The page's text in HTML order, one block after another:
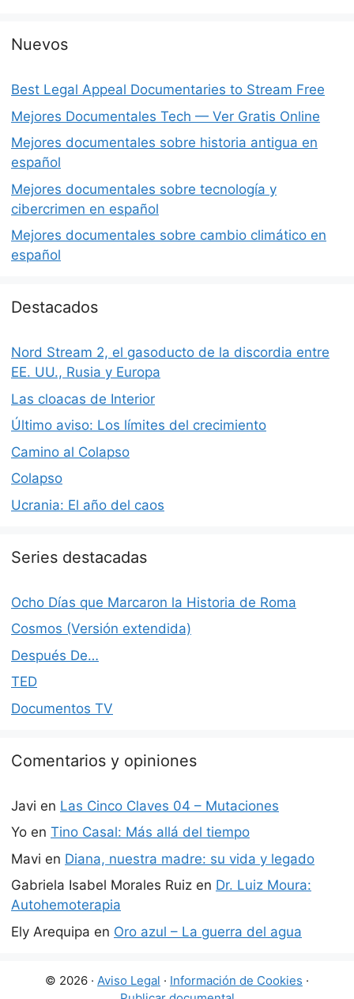
Nuevos
Best Legal Appeal Documentaries to Stream Free
Mejores Documentales Tech — Ver Gratis Online
Mejores documentales sobre historia antigua en
español
Mejores documentales sobre tecnología y
cibercrimen en español
Mejores documentales sobre cambio climático en
español
Destacados
Nord Stream 2, el gasoducto de la discordia entre
EE. UU., Rusia y Europa
Las cloacas de Interior
Último aviso: Los límites del crecimiento
Camino al Colapso
Colapso
Ucrania: El año del caos
Series destacadas
Ocho Días que Marcaron la Historia de Roma
Cosmos (Versión extendida)
Después De…
TED
Documentos TV
Comentarios y opiniones
Javi en Las Cinco Claves 04 – Mutaciones
Yo en Tino Casal: Más allá del tiempo
Mavi en Diana, nuestra madre: su vida y legado
Gabriela Isabel Morales Ruiz en Dr. Luiz Moura:
Autohemoterapia
Ely Arequipa en Oro azul – La guerra del agua
© 2026 · Aviso Legal · Información de Cookies ·